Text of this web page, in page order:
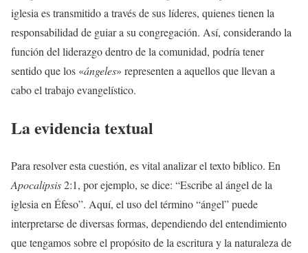
iglesia es transmitido a través de sus líderes, quienes tienen la
responsabilidad de guiar a su congregación. Así, considerando la
función del liderazgo dentro de la comunidad, podría tener
sentido que los «ángeles» representen a aquellos que llevan a
cabo el trabajo evangelístico.
La evidencia textual
Para resolver esta cuestión, es vital analizar el texto bíblico. En
Apocalipsis2:1, por ejemplo, se dice: “Escribe al ángel de la
iglesia en Éfeso”. Aquí, el uso del término “ángel” puede
interpretarse de diversas formas, dependiendo del entendimiento
que tengamos sobre el propósito de la escritura y la naturaleza de